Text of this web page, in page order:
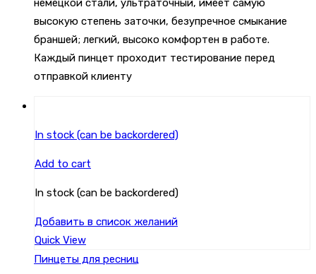
немецкой стали, ультраточный, имеет самую
высокую степень заточки, безупречное смыкание
браншей; легкий, высоко комфортен в работе.
Каждый пинцет проходит тестирование перед
отправкой клиенту
In stock (can be backordered)
Add to cart
In stock (can be backordered)
Добавить в список желаний
Quick View
Пинцеты для ресниц